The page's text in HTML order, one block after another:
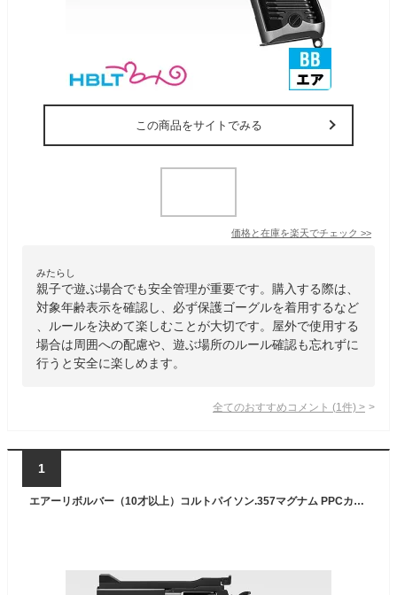
この商品をサイトでみる
価格と在庫を楽天でチェック >>
みたらし
親子で遊ぶ場合でも安全管理が重要です。購入する際は、
対象年齢表示を確認し、必ず保護ゴーグルを着用するなど
、ルールを決めて楽しむことが大切です。屋外で使用する
場合は周囲への配慮や、遊ぶ場所のルール確認も忘れずに
行うと安全に楽しめます。
全てのおすすめコメント (1 件) >
1
エアーリボルバー（10才以上）コルトパイソン.357マグナム PPCカスタム＜4インチ・ブラックモデル＞ (トイガン エアーガン)